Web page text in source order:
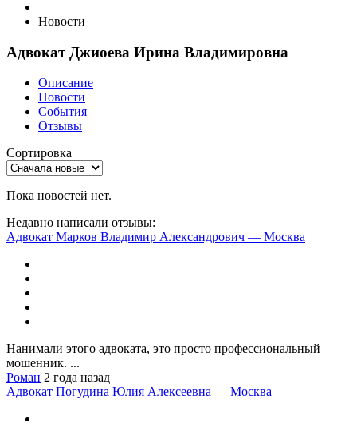
Новости
Адвокат Джиоева Ирина Владимировна
Описание
Новости
События
Отзывы
Сортировка
Пока новостей нет.
Недавно написали отзывы:
Адвокат Марков Владимир Александрович — Москва
Нанимали этого адвоката, это просто профессиональный
мошенник. ...
Роман 2 года назад
Адвокат Погудина Юлия Алексеевна — Москва